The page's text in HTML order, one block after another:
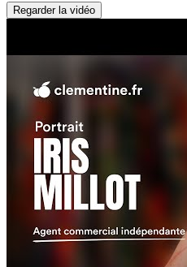
Regarder la vidéo